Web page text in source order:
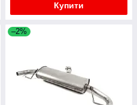
Купити
–2%